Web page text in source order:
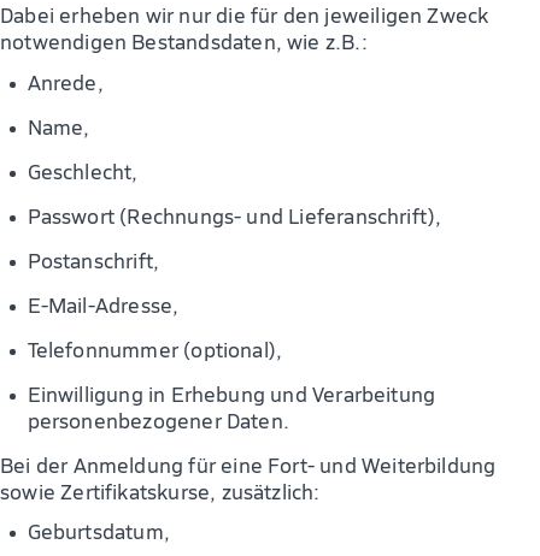
Dabei erheben wir nur die für den jeweiligen Zweck
notwendigen Bestandsdaten, wie z.B.:
Anrede,
Name,
Geschlecht,
Passwort (Rechnungs- und Lieferanschrift),
Postanschrift,
E-Mail-Adresse,
Telefonnummer (optional),
Einwilligung in Erhebung und Verarbeitung
personenbezogener Daten.
Bei der Anmeldung für eine Fort- und Weiterbildung
sowie Zertifikatskurse, zusätzlich:
Geburtsdatum,